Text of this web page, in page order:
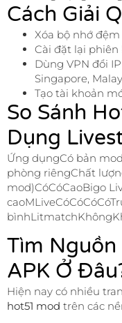
Cách Giải
Xóa bộ nhớ
Cài đặt lại phiên
Dùng VPN đổi
Singapore,
Tạo tài khoản
So Sánh
Dụng
Ứng dụngCó bản
phòng riêngChất
mod)CóCóCaoBigo
Tìm
APK Ở
Hiện nay có nhiều
hot51 mod trên các